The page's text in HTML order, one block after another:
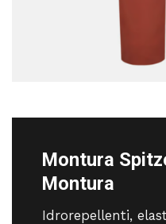
Montura
Montura
Idrorepellenti,